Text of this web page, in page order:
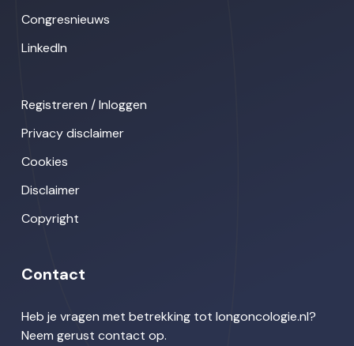
Congresnieuws
LinkedIn
Registreren / Inloggen
Privacy disclaimer
Cookies
Disclaimer
Copyright
Contact
Heb je vragen met betrekking tot longoncologie.nl?
Neem gerust contact op.